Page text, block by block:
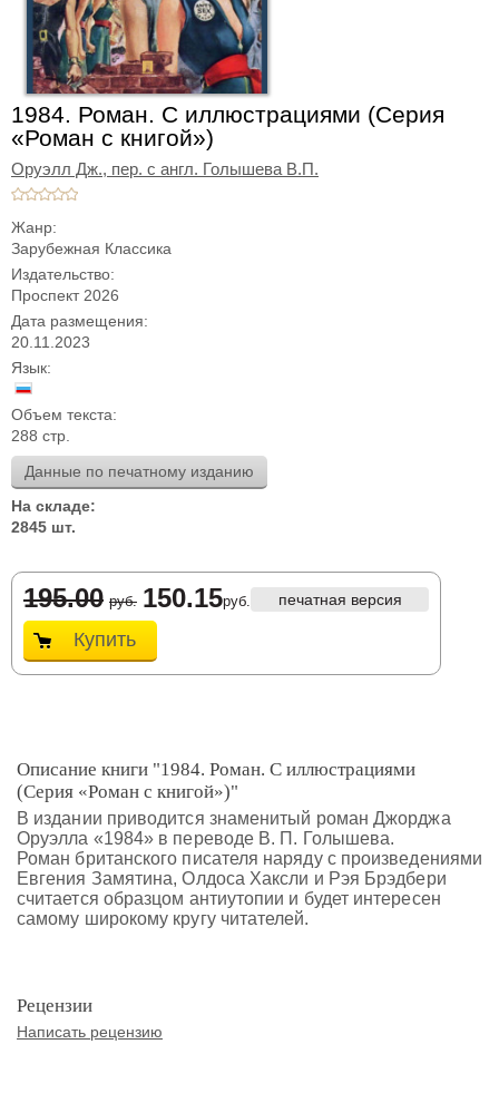
1984. Роман. С иллюстрациями (Серия
«Роман с книгой»)
Оруэлл Дж., пер. с англ. Голышева В.П.
Жанр:
Зарубежная Классика
Издательство:
Проспект 2026
Дата размещения:
20.11.2023
Язык:
Объем текста:
288 стр.
Данные по печатному изданию
На складе:
2845 шт.
195.00 руб. 150.15руб. печатная версия
Купить
Описание книги "1984. Роман. С иллюстрациями
(Серия «Роман с книгой»)"
В издании приводится знаменитый роман Джорджа
Оруэлла «1984» в переводе В. П. Голышева.
Роман британского писателя наряду с произведениями
Евгения Замятина, Олдоса Хаксли и Рэя Брэдбери
считается образцом антиутопии и будет интересен
самому широкому кругу читателей.
Рецензии
Написать рецензию